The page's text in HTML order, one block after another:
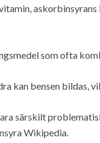
som ofta
kan bensen
särskilt
Wikipedia.